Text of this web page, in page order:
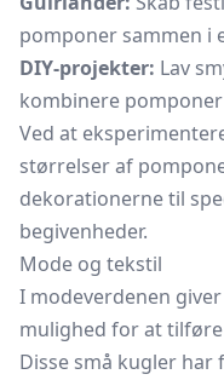
pomponer sammen i
DIY-projekter: Lav
kombinere
Ved at
størrelser af
dekorationerne til
begivenheder.
Mode og tekstil
I modeverdenen
mulighed for at
Disse små kugler